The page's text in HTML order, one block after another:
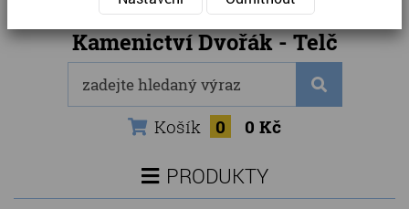
Internetový obchod
Kamenictví Dvořák - Telč
Košík 0 0 Kč
PRODUKTY